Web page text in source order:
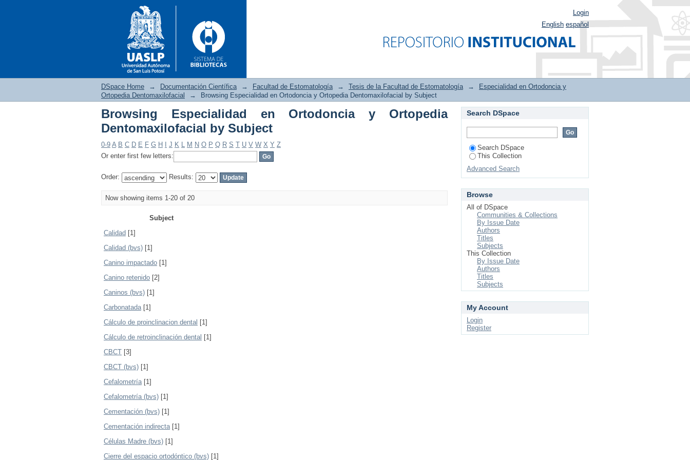
Browsing Especialidad en Ortodoncia y Ortopedia Dentomaxilofacial by Subject
Login
English español
DSpace Home → Documentación Científica → Facultad de Estomatología → Tesis de la Facultad de Estomatología →
Especialidad en Ortodoncia y
Ortopedia Dentomaxilofacial
→ Browsing Especialidad en Ortodoncia y Ortopedia Dentomaxilofacial by Subject
Browsing Especialidad en Ortodoncia y Ortopedia
Dentomaxilofacial by Subject
0-9 A B C D E F G H J K L M N O P Q R S T U V W X Y Z
Or enter first few letters:
Order: Results:
Now showing items 1-20 of 20
Subject
Calidad [1]
Calidad (bvs) [1]
Canino impactado [1]
Canino retenido [2]
Caninos (bvs) [1]
Carbonatada[1]
Cálculo de proinclinacion dental [1]
Cálculo de retroinclinación dental [1]
CBCT [3]
CBCT (bvs) [1]
Cefalometría[1]
Cefalometría (bvs) [1]
Cementación (bvs) [1]
Cementación indirecta[1]
Células Madre (bvs) [1]
Cierre del espacio ortodóntico (bvs) [1]
Search DSpace
Search DSpace
This Collection
Advanced Search
Browse
All of DSpace
Communities & Collections
By Issue Date
Authors
Titles
Subjects
This Collection
By Issue Date
Authors
Titles
Subjects
My Account
Login
Register